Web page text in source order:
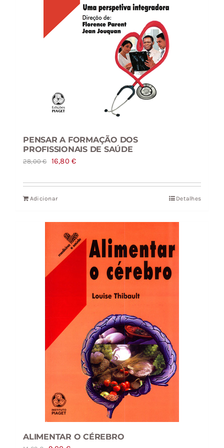
PENSAR A FORMAÇÃO DOS
PROFISSIONAIS DE SAÚDE
28,00€
O
original
era:
16,80€O
atual
Adicionar Detalhes
ALIMENTAR O CÉREBRO